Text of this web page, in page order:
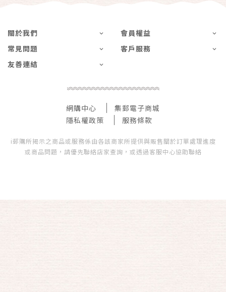
關於我們
會員權益
常見問題
客戶服務
友善連結
網購中心
集郵電子商城
隱私權政策
服務條款
i郵購所揭示之商品或服務係由各該商家所提供與販售關於訂單處理進度
或商品問題，請優先聯絡店家查詢，或透過客服中心協助聯絡